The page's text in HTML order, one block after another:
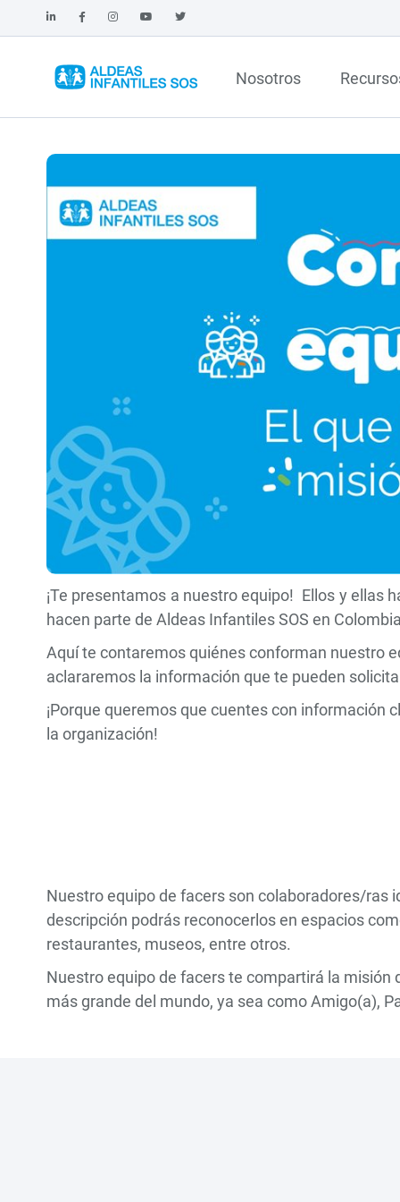
Nosotros
¡Te presentamos a nuestro equipo! Ellos y ellas
hacen parte de Aldeas Infantiles SOS en
Aquí te contaremos quiénes conforman nuestro
aclararemos la información que te pueden
¡Porque queremos que cuentes con información
la organización!
Nuestro equipo de facers son colaboradores/ras
descripción podrás reconocerlos en espacios
restaurantes, museos, entre otros.
Nuestro equipo de facers te compartirá la misión
más grande del mundo, ya sea como Amigo(a),